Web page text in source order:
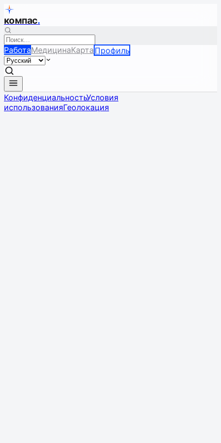
компас.
РаботаМедицинаКарта Профиль
КонфиденциальностьУсловия
использованияГеолокация